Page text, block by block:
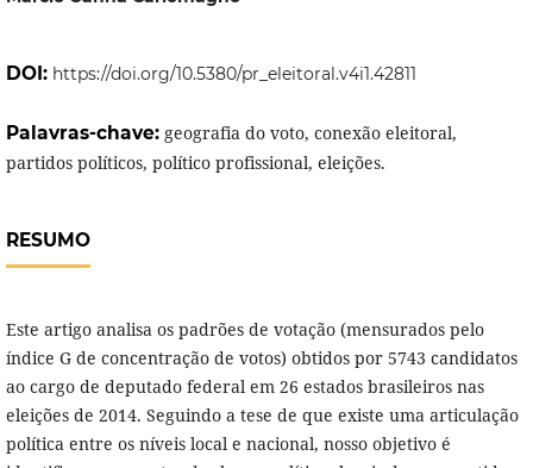
DOI: https://doi.org/10.5380/pr_eleitoral.v4i1.42811
Palavras-chave: geografia do voto, conexão eleitoral,
partidos políticos, político profissional, eleições.
RESUMO
Este artigo analisa os padrões de votação (mensurados pelo
índice G de concen­tração de votos) obtidos por 5743 candidatos
ao cargo de deputado federal em 26 estados brasileiros nas
eleições de 2014. Seguindo a tese de que existe uma articu­lação
política entre os níveis local e nacional, nosso objetivo é